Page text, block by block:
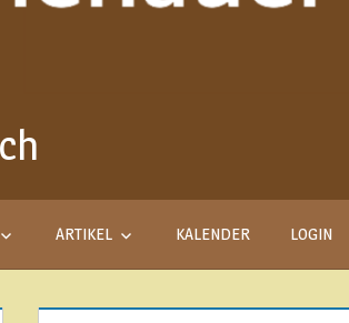
ARTIKEL KALENDER LOGIN